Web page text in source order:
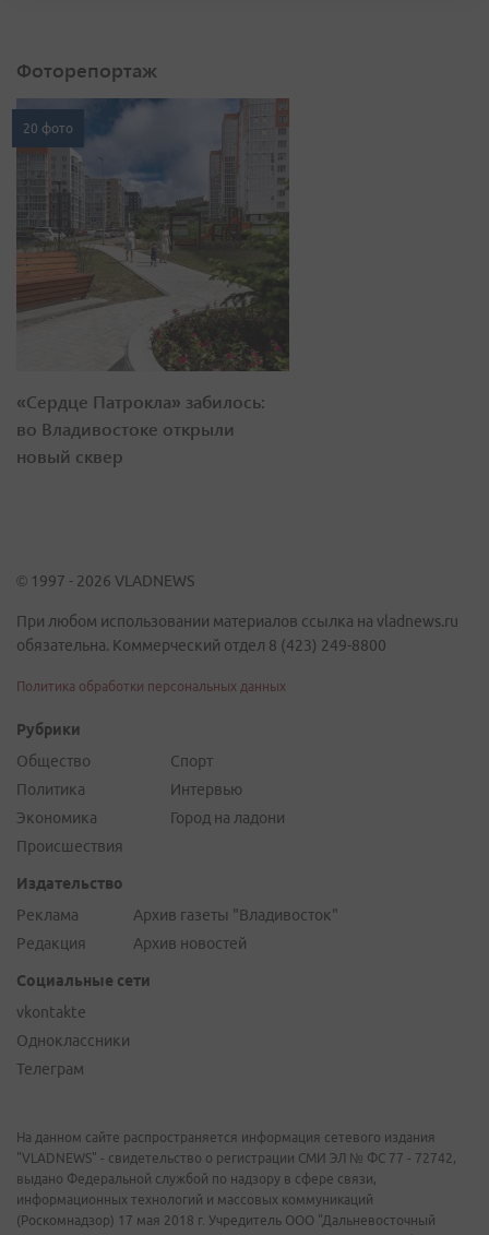
Фоторепортаж
20 фото
«Сердце Патрокла» забилось:
во Владивостоке открыли
новый сквер
© 1997 - 2026 VLADNEWS
При любом использовании материалов ссылка на vladnews.ru
обязательна. Коммерческий отдел 8 (423) 249-8800
Политика обработки персональных данных
Рубрики
Общество
Политика
Экономика
Происшествия
Спорт
Интервью
Город на ладони
Издательство
Реклама
Редакция
Архив газеты "Владивосток"
Архив новостей
Социальные сети
vkontakte
Одноклассники
Телеграм
На данном сайте распространяется информация сетевого издания
"VLADNEWS" - свидетельство о регистрации СМИ ЭЛ № ФС 77 - 72742,
выдано Федеральной службой по надзору в сфере связи,
информационных технологий и массовых коммуникаций
(Роскомнадзор) 17 мая 2018 г. Учредитель ООО "Дальневосточный